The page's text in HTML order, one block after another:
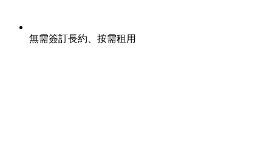
無需簽訂長約、按需租用